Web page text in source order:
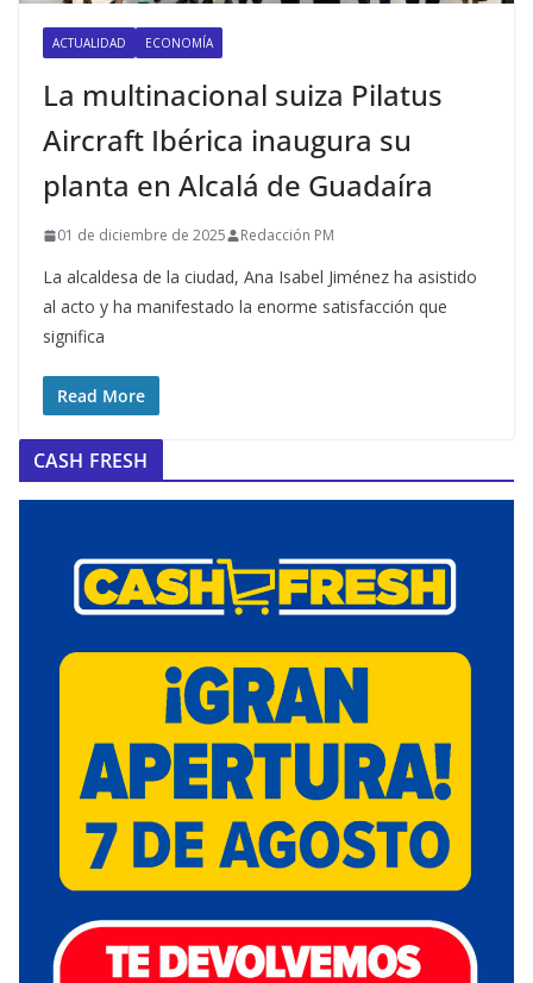
ACTUALIDAD ECONOMÍA
La multinacional suiza Pilatus
Aircraft Ibérica inaugura su
planta en Alcalá de Guadaíra
01 de diciembre de 2025 Redacción PM
La alcaldesa de la ciudad, Ana Isabel Jiménez ha asistido
al acto y ha manifestado la enorme satisfacción que
significa
Read More
CASH FRESH